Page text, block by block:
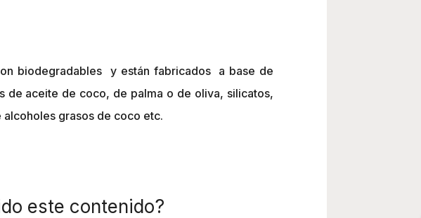
biodegradables y están fabricados a base de
de aceite de coco, de palma o de oliva, silicatos,
grasos de coco etc.
este contenido?